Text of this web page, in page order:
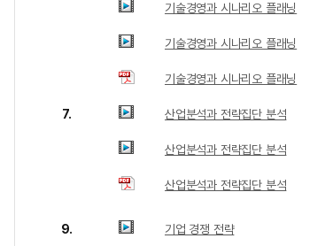
기술경영과 시나리오 플래닝
기술경영과 시나리오 플래닝
기술경영과 시나리오 플래닝
7. 산업분석과 전략집단 분석
산업분석과 전략집단 분석
산업분석과 전략집단 분석
9. 기업 경쟁 전략